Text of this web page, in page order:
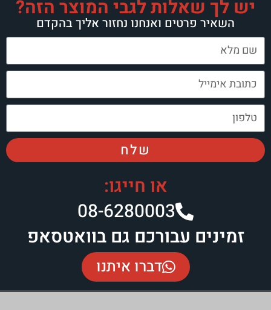
לגבי המוצר הזה?
ואנחנו נחזור אליך בהקדם
08-6280003​
גם בוואטסאפ